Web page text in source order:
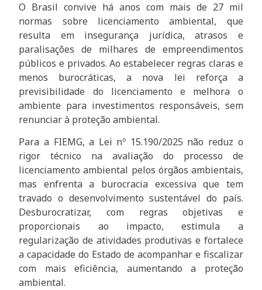
O Brasil convive há anos com mais de 27 mil
normas sobre licenciamento ambiental, que
resulta em insegurança jurídica, atrasos e
paralisações de milhares de empreendimentos
públicos e privados. Ao estabelecer regras claras e
menos burocráticas, a nova lei reforça a
previsibilidade do licenciamento e melhora o
ambiente para investimentos responsáveis, sem
renunciar à proteção ambiental.
Para a FIEMG, a Lei nº 15.190/2025 não reduz o
rigor técnico na avaliação do processo de
licenciamento ambiental pelos órgãos ambientais,
mas enfrenta a burocracia excessiva que tem
travado o desenvolvimento sustentável do país.
Desburocratizar, com regras objetivas e
proporcionais ao impacto, estimula a
regularização de atividades produtivas e fortalece
a capacidade do Estado de acompanhar e fiscalizar
com mais eficiência, aumentando a proteção
ambiental.